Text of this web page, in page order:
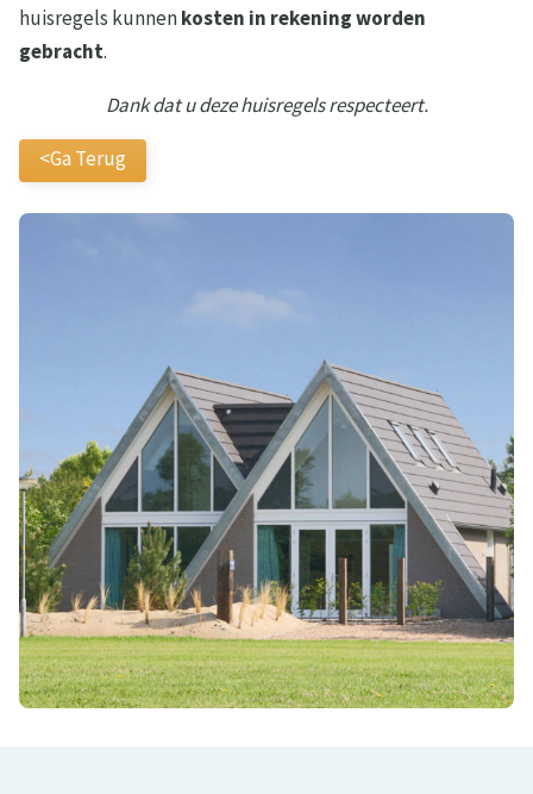
huisregels kunnenkosten in rekening worden
gebracht.
Dank dat u deze huisregels respecteert.
<Ga Terug